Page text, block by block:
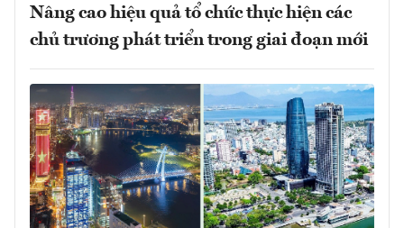
Nâng cao hiệu quả tổ chức thực hiện các
chủ trương phát triển trong giai đoạn mới